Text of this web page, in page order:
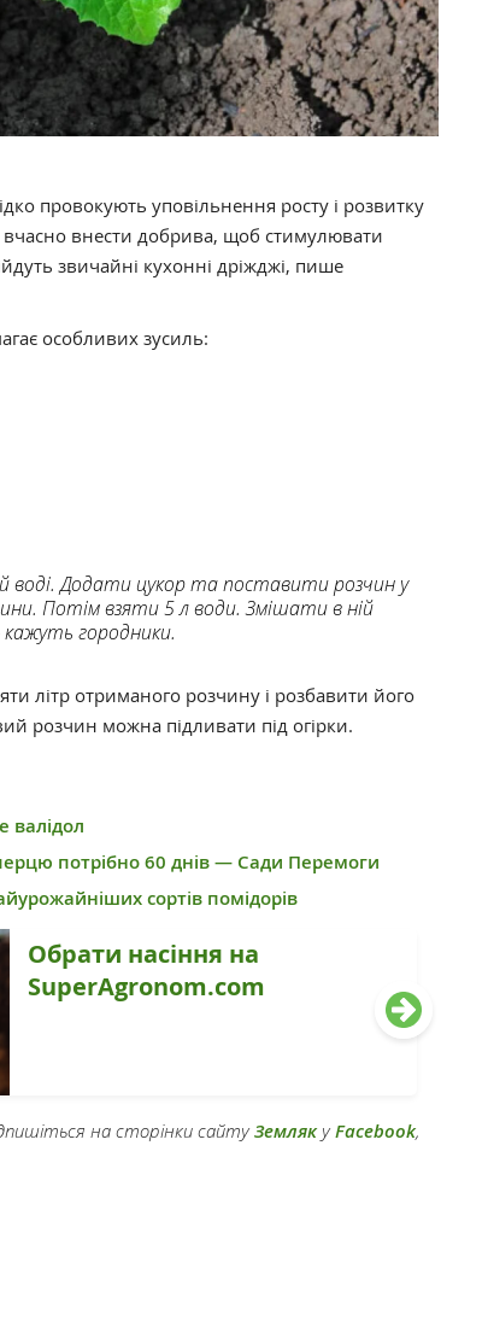
провокують уповільнення росту і розвитку
вчасно внести добрива, щоб стимулювати
звичайні кухонні дріжджі, пише
особливих зусиль:
воді. Додати цукор та поставити розчин у
Потім взяти 5 л води. Змішати в ній
городники.
літр отриманого розчину і розбавити його
розчин можна підливати під огірки.
валідол
потрібно 60 днів — Сади Перемоги
сортів помідорів
Обрати насіння на
SuperAgronom.com
на сторінки сайтуЗемлякуFacebook,